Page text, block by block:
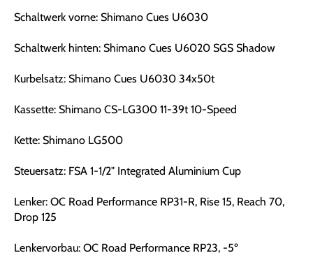
Schaltwerk vorne: Shimano Cues U6030
Schaltwerk hinten: Shimano Cues U6020 SGS Shadow
Kurbelsatz: Shimano Cues U6030 34x50t
Kassette: Shimano CS-LG300 11-39t 10-Speed
Kette: Shimano LG500
Steuersatz: FSA 1-1/2" Integrated Aluminium Cup
Lenker: OC Road Performance RP31-R, Rise 15, Reach 70,
Drop 125
Lenkervorbau: OC Road Performance RP23, -5º